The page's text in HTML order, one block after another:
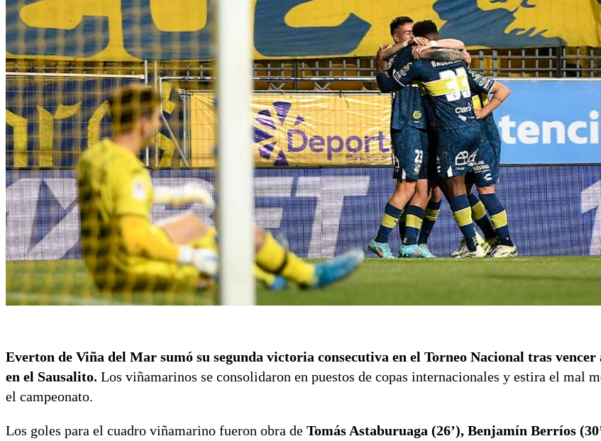
Everton de Viña del Mar sumó su segunda victoria consecutiva en el Torneo Nacional tras vencer
en el Sausalito. Los viñamarinos se consolidaron en puestos de copas internacionales y estira el mal
el campeonato.
Los goles para el cuadro viñamarino fueron obra de Tomás Astaburuaga (26’), Benjamín Berríos